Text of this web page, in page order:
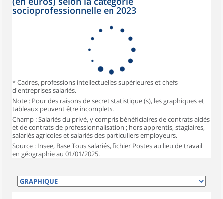
socioprofessionnelle en 2023
* Cadres, professions intellectuelles supérieures et chefs
d'entreprises salariés.
Note : Pour des raisons de secret statistique (s), les graphiques et
tableaux peuvent être incomplets.
Champ : Salariés du privé, y compris bénéficiaires de contrats aidés
et de contrats de professionnalisation ; hors apprentis, stagiaires,
salariés agricoles et salariés des particuliers employeurs.
Source : Insee, Base Tous salariés, fichier Postes au lieu de travail
en géographie au 01/01/2025.